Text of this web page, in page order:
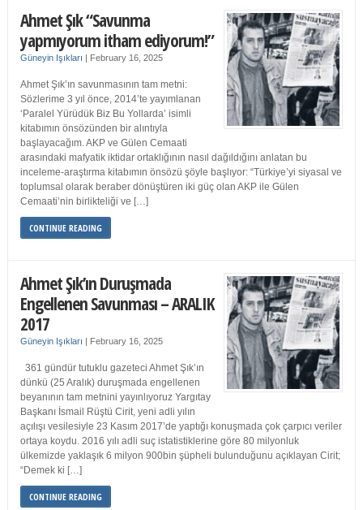
Ahmet Şık “Savunma
yapmıyorum itham ediyorum!”
Güneyin Işıkları | February 16, 2025
Ahmet Şık’ın savunmasının tam metni:
Sözlerime 3 yıl önce, 2014’te yayımlanan
‘Paralel Yürüdük Biz Bu Yollarda’ isimli
kitabımın önsözünden bir alıntıyla
başlayacağım. AKP ve Gülen Cemaati
arasındaki mafyatik iktidar ortaklığının nasıl dağıldığını anlatan bu
inceleme-araştırma kitabımın önsözü şöyle başlıyor: “Türkiye’yi siyasal ve
toplumsal olarak beraber dönüştüren iki güç olan AKP ile Gülen
Cemaati’nin birlikteliği ve […]
CONTINUE READING
Ahmet Şık’ın Duruşmada
Engellenen Savunması – ARALIK
2017
Güneyin Işıkları | February 16, 2025
361 gündür tutuklu gazeteci Ahmet Şık’ın
dünkü (25 Aralık) duruşmada engellenen
beyanının tam metnini yayınlıyoruz Yargıtay
Başkanı İsmail Rüştü Cirit, yeni adli yılın
açılışı vesilesiyle 23 Kasım 2017’de yaptığı konuşmada çok çarpıcı veriler
ortaya koydu. 2016 yılı adli suç istatistiklerine göre 80 milyonluk
ülkemizde yaklaşık 6 milyon 900bin şüpheli bulunduğunu açıklayan Cirit;
“Demek ki […]
CONTINUE READING